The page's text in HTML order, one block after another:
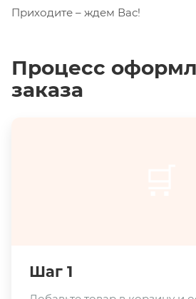
Приходите – ждем Вас!
Процесс
заказа
Шаг 1